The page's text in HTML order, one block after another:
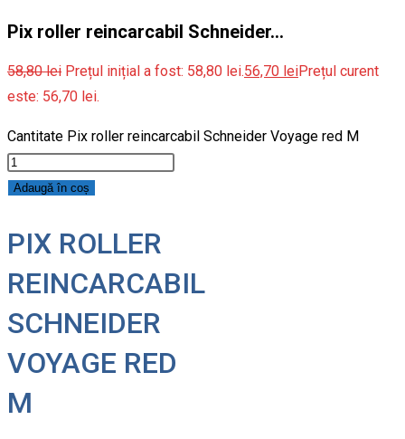
Pix roller reincarcabil Schneider…
58,80lei Prețul inițial a fost: 58,80 lei.56,70 leiPrețul curent
este: 56,70 lei.
Cantitate Pix roller reincarcabil Schneider Voyage red M
Adaugă în coș
PIX ROLLER
REINCARCABIL
SCHNEIDER
VOYAGE RED
M